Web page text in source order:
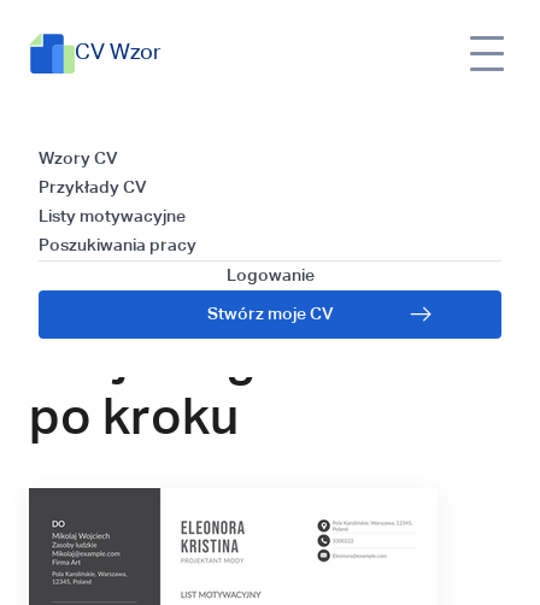
CV Wzor
Wzory CV
Przykłady CV
Listy motywacyjne
Poszukiwania pracy
Logowanie
Stwórz moje CV
Wzor
motywacyjne
List motywacyjny
pracownika
po kroku